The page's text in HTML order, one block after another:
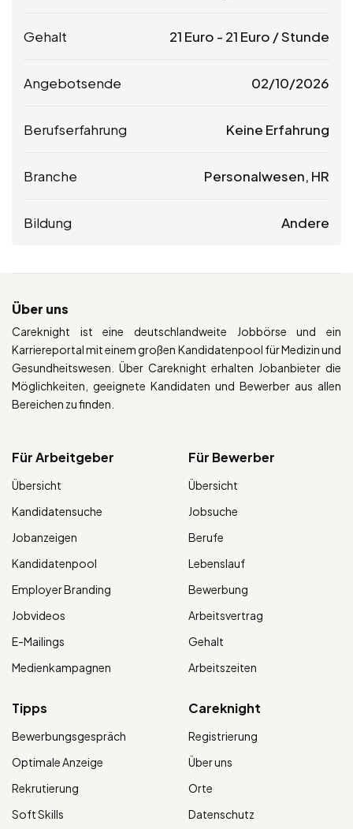
Gehalt 21 Euro - 21 Euro / Stunde
Angebotsende 02/10/2026
Berufserfahrung Keine Erfahrung
Branche Personalwesen, HR
Bildung Andere
Über uns
Careknight ist eine deutschlandweite Jobbörse und ein
Karriereportal mit einem großen Kandidatenpool für Medizin und
Gesundheitswesen. Über Careknight erhalten Jobanbieter die
Möglichkeiten, geeignete Kandidaten und Bewerber aus allen
Bereichen zu finden.
Für Arbeitgeber
Übersicht
Kandidatensuche
Jobanzeigen
Kandidatenpool
Employer Branding
Jobvideos
E-Mailings
Medienkampagnen
Für Bewerber
Übersicht
Jobsuche
Berufe
Lebenslauf
Bewerbung
Arbeitsvertrag
Gehalt
Arbeitszeiten
Tipps
Bewerbungsgespräch
Optimale Anzeige
Rekrutierung
Soft Skills
Careknight
Registrierung
Über uns
Orte
Datenschutz